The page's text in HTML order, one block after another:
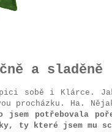
a sladěně
sobě i Klárce.
procházku. Ha.
jsem potřebovala
ty které jsem mu